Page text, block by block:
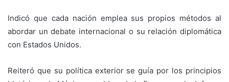
Indicó que cada nación emplea sus propios métodos al
abordar un debate internacional o su relación diplomática
con Estados Unidos.
Reiteró que su política exterior se guía por los principios